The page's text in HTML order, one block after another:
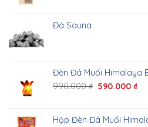
Đá Sauna
Đèn Đá Muối Himalaya
990.000₫ 590.000₫
Hộp Đèn Đá Muối